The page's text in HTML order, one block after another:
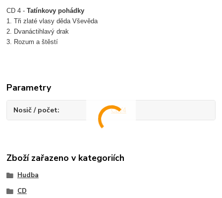
CD 4 -Tatínkovy pohádky
1. Tři zlaté vlasy děda Vševěda
2. Dvanáctihlavý drak
3. Rozum a štěstí
Parametry
Nosič / počet CD/4
Zboží zařazeno v kategoriích
Hudba
CD